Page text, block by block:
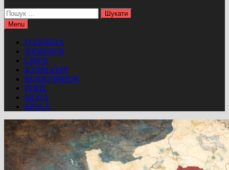
Пошук:
Menu
ГОЛОВНА
ЗДОРОВ’Я
СІМ’Я
КУЛІНАРІЯ
ВІДПОЧИНОК
РІЗНЕ
МОДА
КРАСА